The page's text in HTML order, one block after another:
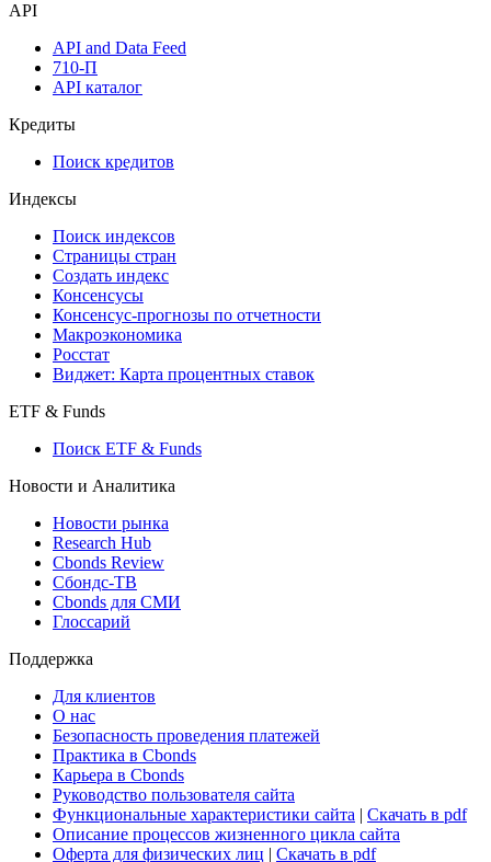
API
API and Data Feed
710-П
API каталог
Кредиты
Поиск кредитов
Индексы
Поиск индексов
Страницы стран
Создать индекс
Консенсусы
Консенсус-прогнозы по отчетности
Макроэкономика
Росстат
Виджет: Карта процентных ставок
ETF & Funds
Поиск ETF & Funds
Новости и Аналитика
Новости рынка
Research Hub
Cbonds Review
Сбондс-ТВ
Cbonds для СМИ
Глоссарий
Поддержка
Для клиентов
О нас
Безопасность проведения платежей
Практика в Cbonds
Карьера в Cbonds
Руководство пользователя сайта
Функциональные характеристики сайта | Скачать в pdf
Описание процессов жизненного цикла сайта
Оферта для физических лиц | Скачать в pdf